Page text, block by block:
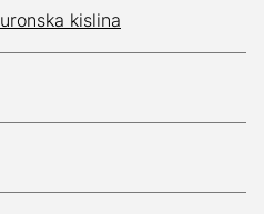
kislina